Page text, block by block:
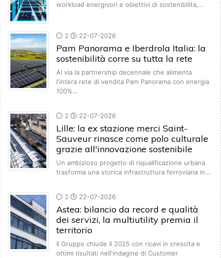
workload energivori e obiettivi di sostenibilità,…
2 22-07-2026
Pam Panorama e Iberdrola Italia: la
sostenibilità corre su tutta la rete
Al via la partnership decennale che alimenta
l'intera rete di vendita Pam Panorama con energia
100%…
2 22-07-2026
Lille: la ex stazione merci Saint-
Sauveur rinasce come polo culturale
grazie all'innovazione sostenibile
Un ambizioso progetto di riqualificazione urbana
trasforma una storica infrastruttura ferroviaria in…
2 22-07-2026
Astea: bilancio da record e qualità
dei servizi, la multiutility premia il
territorio
Il Gruppo chiude il 2025 con ricavi in crescita e
ottimi risultati nell'indagine di Customer